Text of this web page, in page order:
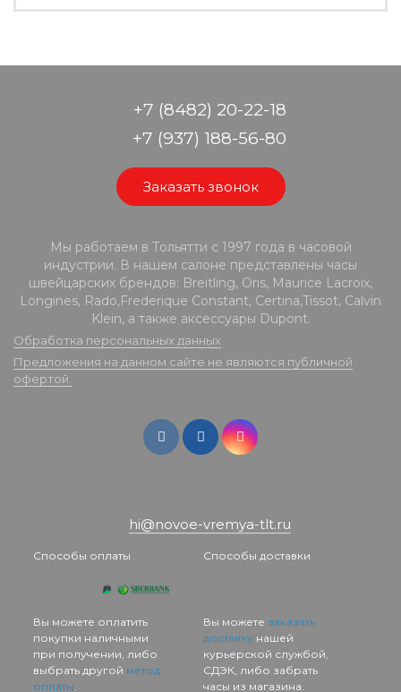
+7 (8482) 20-22-18
+7 (937) 188-56-80
Заказать звонок
Мы работаем в Тольятти с 1997 года в часовой
индустрии. В нашем салоне представлены часы
швейцарских брендов: Breitling, Oris, Maurice Lacroix,
Longines, Rado,Frederique Constant, Certina,Tissot, Calvin
Klein, а также аксессуары Dupont.
Обработка персональных данных
Предложения на данном сайте не являются публичной
офертой.
hi@novoe-vremya-tlt.ru
Способы оплаты
Вы можете оплатить
покупки наличными
при получении, либо
выбрать другой метод
оплаты.
Способы доставки
Вы можете заказать
доставкунашей
курьерской службой,
СДЭК, либо забрать
часы из магазина.